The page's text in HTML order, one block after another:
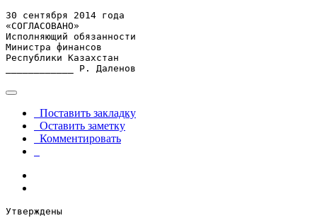
30 сентября 2014 года
«СОГЛАСОВАНО»
Исполняющий обязанности
Министра финансов
Республики Казахстан
____________ Р. Даленов
Поставить закладку
Оставить заметку
Комментировать
Утверждены